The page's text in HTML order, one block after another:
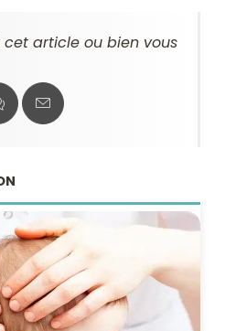
cet article ou bien vous